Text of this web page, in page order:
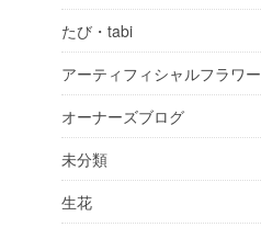
たび・tabi
アーティフィシャルフラワー
オーナーズブログ
未分類
生花